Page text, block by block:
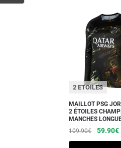
variations.
options
peuvent
choisies
la
page
du
produit
2 ETOILES
MAILLOT PSG
2 ÉTOILES
MANCHES
109.90€
Le
prix
59.90€